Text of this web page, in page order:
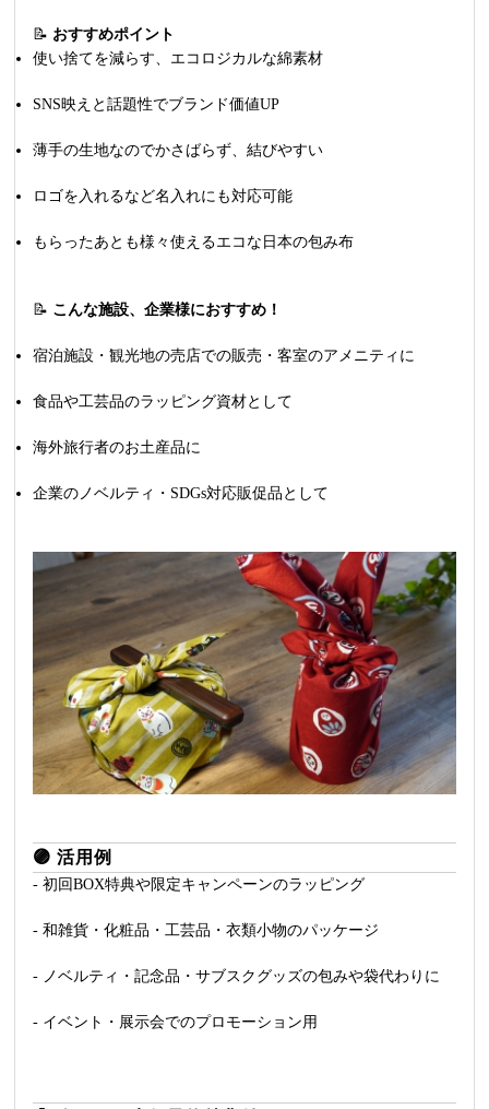
📝 おすすめポイント
使い捨てを減らす、エコロジカルな綿素材
SNS映えと話題性でブランド価値UP
薄手の生地なのでかさばらず、結びやすい
ロゴを入れるなど名入れにも対応可能
もらったあとも様々使えるエコな日本の包み布
📝 こんな施設、企業様におすすめ！
宿泊施設・観光地の売店での販売・客室のアメニティに
食品や工芸品のラッピング資材として
海外旅行者のお土産品に
企業のノベルティ・SDGs対応販促品として
🟣活用例
- 初回BOX特典や限定キャンペーンのラッピング
- 和雑貨・化粧品・工芸品・衣類小物のパッケージ
- ノベルティ・記念品・サブスクグッズの包みや袋代わりに
- イベント・展示会でのプロモーション用